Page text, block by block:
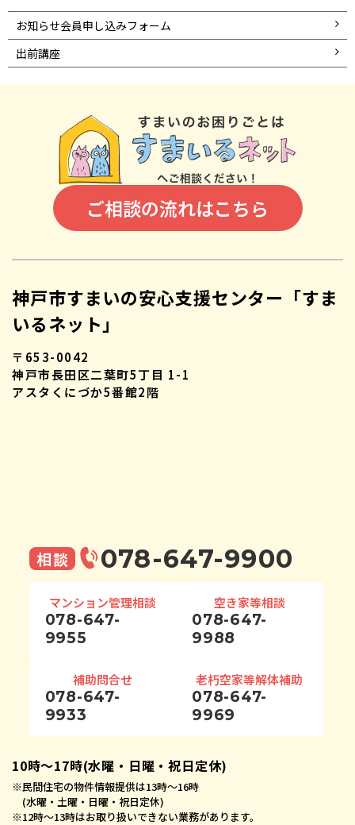
お知らせ会員申し込みフォーム
出前講座
ご相談の流れはこちら
神戸市すまいの安心支援センター「すま
いるネット」
〒653-0042
神戸市長田区二葉町5丁目 1-1
アスタくにづか5番館2階
相談 078-647-9900
マンション管理相談
078-647-
9955
空き家等相談
078-647-
9988
補助問合せ
078-647-
9933
老朽空家等解体補助
078-647-
9969
10時〜17時(水曜・日曜・祝日定休)
※民間住宅の物件情報提供は13時〜16時
(水曜・土曜・日曜・祝日定休)
※12時〜13時はお取り扱いできない業務があります。